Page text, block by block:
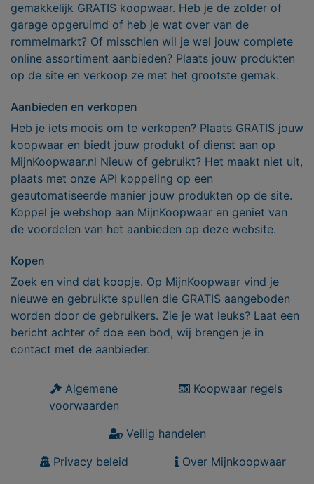
gemakkelijk GRATIS koopwaar. Heb je de zolder of
garage opgeruimd of heb je wat over van de
rommelmarkt? Of misschien wil je wel jouw complete
online assortiment aanbieden? Plaats jouw produkten
op de site en verkoop ze met het grootste gemak.
Aanbieden en verkopen
Heb je iets moois om te verkopen? Plaats GRATIS jouw
koopwaar en biedt jouw produkt of dienst aan op
MijnKoopwaar.nl Nieuw of gebruikt? Het maakt niet uit,
plaats met onze API koppeling op een
geautomatiseerde manier jouw produkten op de site.
Koppel je webshop aan MijnKoopwaar en geniet van
de voordelen van het aanbieden op deze website.
Kopen
Zoek en vind dat koopje. Op MijnKoopwaar vind je
nieuwe en gebruikte spullen die GRATIS aangeboden
worden door de gebruikers. Zie je wat leuks? Laat een
bericht achter of doe een bod, wij brengen je in
contact met de aanbieder.
Algemene
voorwaarden
Koopwaar regels
Veilig handelen
Privacy beleid
Over Mijnkoopwaar